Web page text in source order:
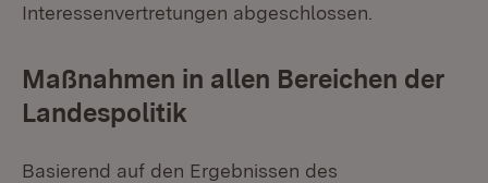
Interessenvertretungen abgeschlossen.
Maßnahmen in allen Bereichen der
Landespolitik
Basierend auf den Ergebnissen des